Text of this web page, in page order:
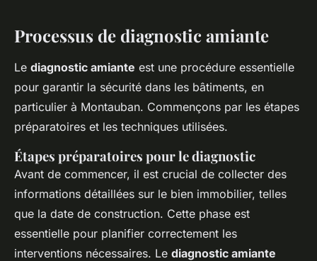
Processus de diagnostic amiante
Le diagnostic amiante est une procédure essentielle
pour garantir la sécurité dans les bâtiments, en
particulier à Montauban. Commençons par les étapes
préparatoires et les techniques utilisées.
Étapes préparatoires pour le diagnostic
Avant de commencer, il est crucial de collecter des
informations détaillées sur le bien immobilier, telles
que la date de construction. Cette phase est
essentielle pour planifier correctement les
interventions nécessaires. Le diagnostic amiante